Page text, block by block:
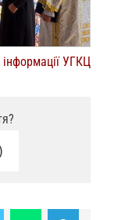
УГКЦ